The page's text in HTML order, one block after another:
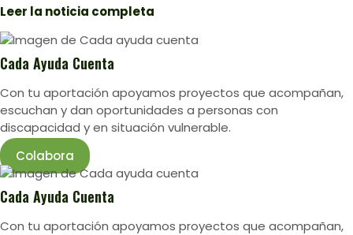
Leer la noticia completa
Cada Ayuda Cuenta
Con tu aportación apoyamos proyectos que acompañan,
escuchan y dan oportunidades a personas con
discapacidad y en situación vulnerable.
Colabora
Cada Ayuda Cuenta
Con tu aportación apoyamos proyectos que acompañan,